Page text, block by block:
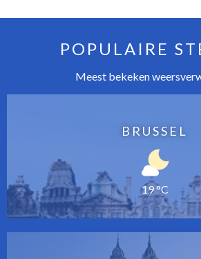
POPULAIRE
Meest bekeken
BRUSSEL
19 °C